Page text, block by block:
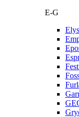
E-G